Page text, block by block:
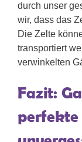
durch unser
wir, dass das
Die Zelte
transportiert
verwinkelten
Fazit:
perfekte